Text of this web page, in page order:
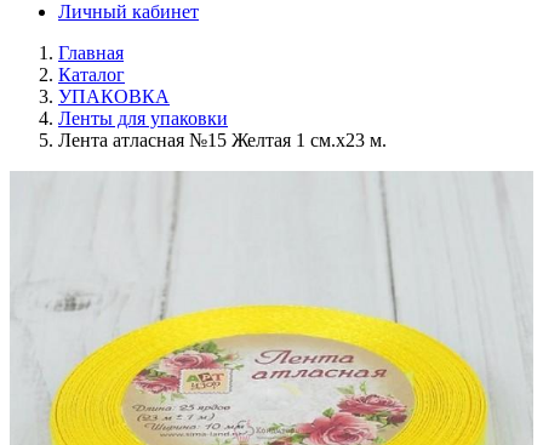
Личный кабинет
Главная
Каталог
УПАКОВКА
Ленты для упаковки
Лента атласная №15 Желтая 1 см.х23 м.